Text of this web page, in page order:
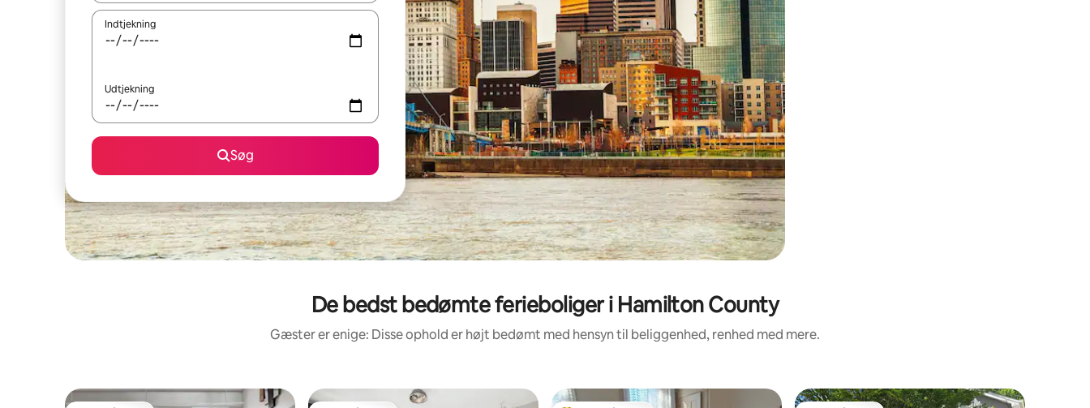
Indtjekning
Udtjekning
Søg
De bedst bedømte ferieboliger i Hamilton County
Gæster er enige: Disse ophold er højt bedømt med hensyn til beliggenhed, renhed med mere.